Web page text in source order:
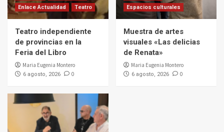
Enlace Actualidad
Teatro
Teatro independiente
de provincias en la
Feria del Libro
Maria Eugenia Montero
6 agosto, 2026 0
Espacios culturales
Muestra de artes
visuales «Las delicias
de Renata»
Maria Eugenia Montero
6 agosto, 2026 0